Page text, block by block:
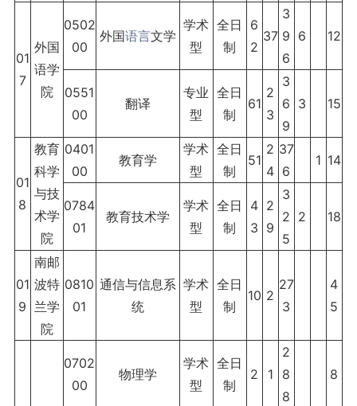
01
7
外国
语学
院
0502
00
外国语言文学
学术
型
全日
制
6
2
37
3
9
6
6 12
0551
00
翻译
专业
型
全日
制
61
2
3
3
6
9
3 15
01
8
教育
科学
与技
术学
院
0401
00
教育学
学术
型
全日
制
51
2
4
37
6
1 14
0784
01
教育技术学
学术
型
全日
制
4
3
2
9
3
2
5
2 18
01
9
南邮
波特
兰学
院
0810
01
通信与信息系
统
学术
型
全日
制
10 2
27
3
4
5
0702
00
物理学
学术
型
全日
制
2 1
2
8
8
8